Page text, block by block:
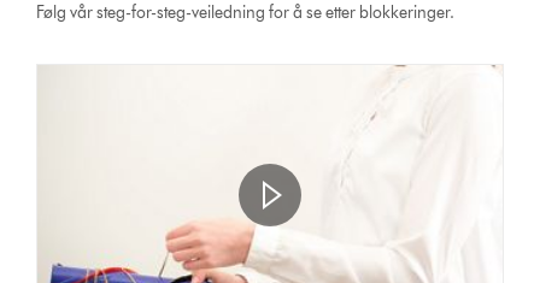
Følg vår steg-for-steg-veiledning for å se etter blokkeringer.